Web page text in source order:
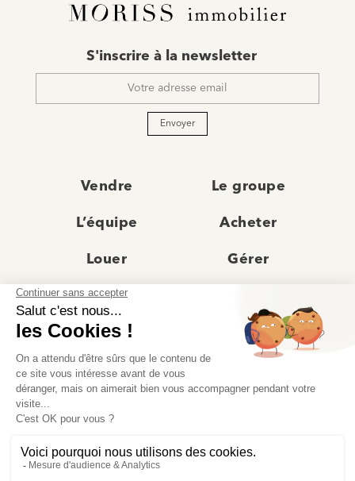
mail
S'inscrire à la newsletter
Envoyer
Vendre Le groupe
L’équipe Acheter
Louer Gérer
Actualités
Recrutement Avis clients
Prestige
© Moriss Immobilier 2025 – Tous droits réservés –
Politique de confidentialité